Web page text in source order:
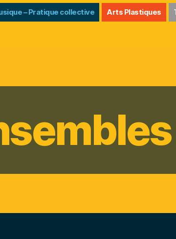
– Pratique collective Arts Plastiques